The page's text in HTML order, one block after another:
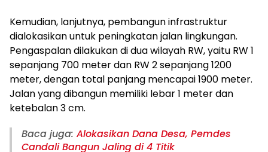
Kemudian, lanjutnya, pembangun infrastruktur
dialokasikan untuk peningkatan jalan lingkungan.
Pengaspalan dilakukan di dua wilayah RW, yaitu RW 1
sepanjang 700 meter dan RW 2 sepanjang 1200
meter, dengan total panjang mencapai 1900 meter.
Jalan yang dibangun memiliki lebar 1 meter dan
ketebalan 3 cm.
Baca juga: Alokasikan Dana Desa, Pemdes
Candali Bangun Jaling di 4 Titik